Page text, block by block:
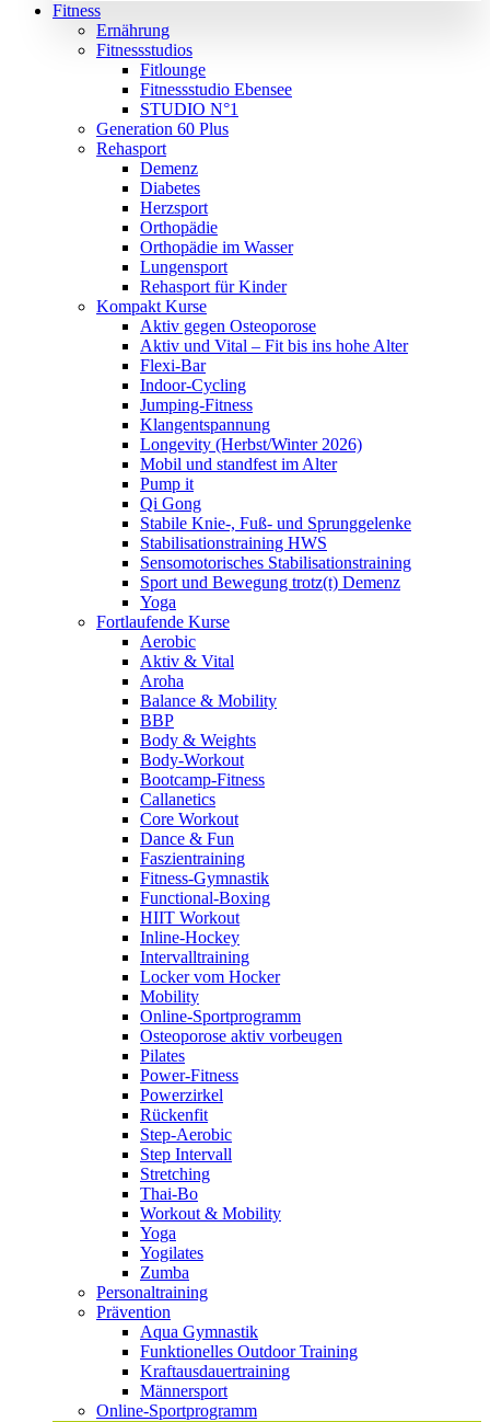
Fitness
Ernährung
Fitnessstudios
Fitlounge
Fitnessstudio Ebensee
STUDIO N°1
Generation 60 Plus
Rehasport
Demenz
Diabetes
Herzsport
Orthopädie
Orthopädie im Wasser
Lungensport
Rehasport für Kinder
Kompakt Kurse
Aktiv gegen Osteoporose
Aktiv und Vital – Fit bis ins hohe Alter
Flexi-Bar
Indoor-Cycling
Jumping-Fitness
Klangentspannung
Longevity (Herbst/Winter 2026)
Mobil und standfest im Alter
Pump it
Qi Gong
Stabile Knie-, Fuß- und Sprunggelenke
Stabilisationstraining HWS
Sensomotorisches Stabilisationstraining
Sport und Bewegung trotz(t) Demenz
Yoga
Fortlaufende Kurse
Aerobic
Aktiv & Vital
Aroha
Balance & Mobility
BBP
Body & Weights
Body-Workout
Bootcamp-Fitness
Callanetics
Core Workout
Dance & Fun
Faszientraining
Fitness-Gymnastik
Functional-Boxing
HIIT Workout
Inline-Hockey
Intervalltraining
Locker vom Hocker
Mobility
Online-Sportprogramm
Osteoporose aktiv vorbeugen
Pilates
Power-Fitness
Powerzirkel
Rückenfit
Step-Aerobic
Step Intervall
Stretching
Thai-Bo
Workout & Mobility
Yoga
Yogilates
Zumba
Personaltraining
Prävention
Aqua Gymnastik
Funktionelles Outdoor Training
Kraftausdauertraining
Männersport
Online-Sportprogramm